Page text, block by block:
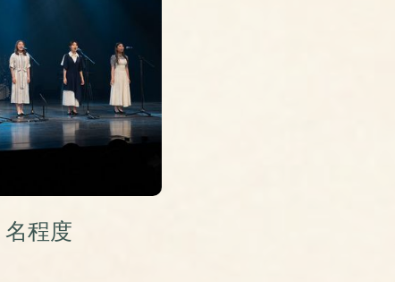
名程度